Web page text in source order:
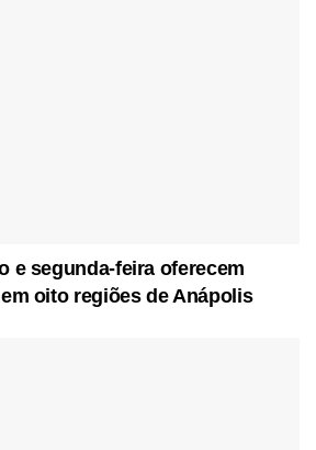
e segunda-feira oferecem
oito regiões de Anápolis